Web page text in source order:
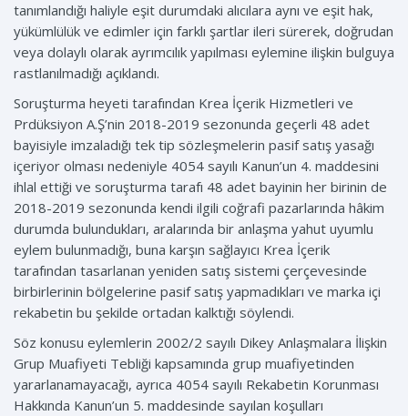
tanımlandığı haliyle eşit durumdaki alıcılara aynı ve eşit hak,
yükümlülük ve edimler için farklı şartlar ileri sürerek, doğrudan
veya dolaylı olarak ayrımcılık yapılması eylemine ilişkin bulguya
rastlanılmadığı açıklandı.
Soruşturma heyeti tarafından Krea İçerik Hizmetleri ve
Prdüksiyon A.Ş’nin 2018-2019 sezonunda geçerli 48 adet
bayisiyle imzaladığı tek tip sözleşmelerin pasif satış yasağı
içeriyor olması nedeniyle 4054 sayılı Kanun’un 4. maddesini
ihlal ettiği ve soruşturma tarafı 48 adet bayinin her birinin de
2018-2019 sezonunda kendi ilgili coğrafi pazarlarında hâkim
durumda bulundukları, aralarında bir anlaşma yahut uyumlu
eylem bulunmadığı, buna karşın sağlayıcı Krea İçerik
tarafından tasarlanan yeniden satış sistemi çerçevesinde
birbirlerinin bölgelerine pasif satış yapmadıkları ve marka içi
rekabetin bu şekilde ortadan kalktığı söylendi.
Söz konusu eylemlerin 2002/2 sayılı Dikey Anlaşmalara İlişkin
Grup Muafiyeti Tebliği kapsamında grup muafiyetinden
yararlanamayacağı, ayrıca 4054 sayılı Rekabetin Korunması
Hakkında Kanun’un 5. maddesinde sayılan koşulları